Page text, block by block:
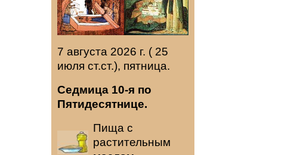
7 августа 2026 г. ( 25
июля ст.ст.), пятница.
Седмица 10-я по
Пятидесятнице.
Пища с
растительным